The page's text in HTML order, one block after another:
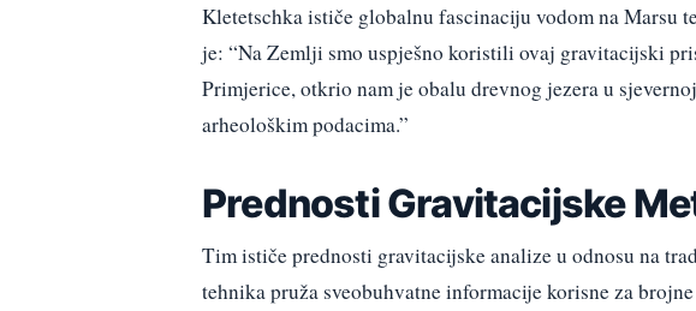
Kletetschka ističe globalnu fascinaciju vodom na Marsu
je: “Na Zemlji smo uspješno koristili ovaj gravitacijski
Primjerice, otkrio nam je obalu drevnog jezera u
arheološkim podacima.”
Prednosti Gravitacijske
Tim ističe prednosti gravitacijske analize u odnosu na
tehnika pruža sveobuhvatne informacije korisne za